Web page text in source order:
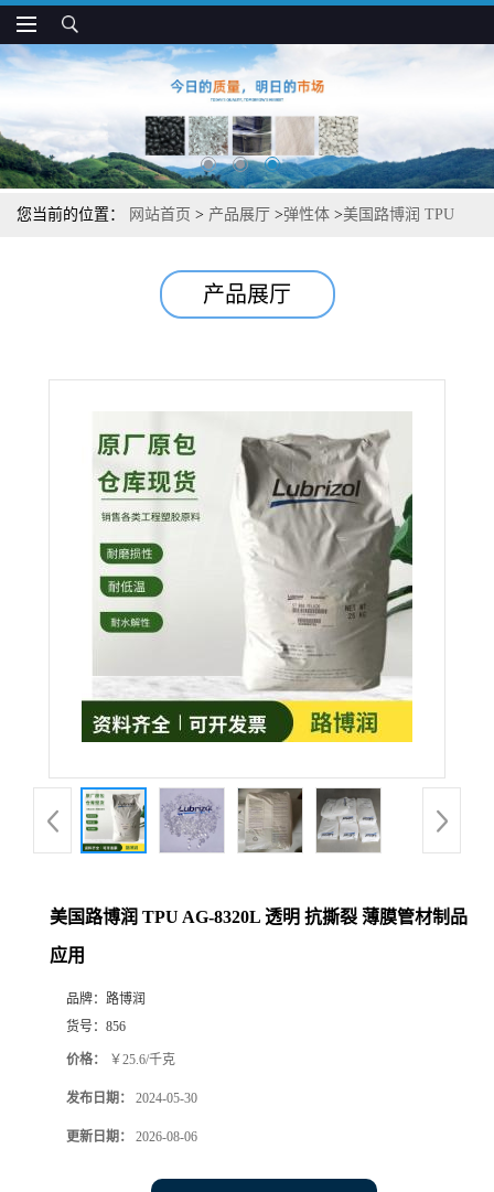
您当前的位置： 网站首页 > 产品展厅 >弹性体 >美国路博润 TPU
产品展厅
美国路博润 TPU AG-8320L 透明 抗撕裂 薄膜管材制品
应用
品牌： 路博润
货号： 856
价格： ￥25.6/千克
发布日期： 2024-05-30
更新日期： 2026-08-06